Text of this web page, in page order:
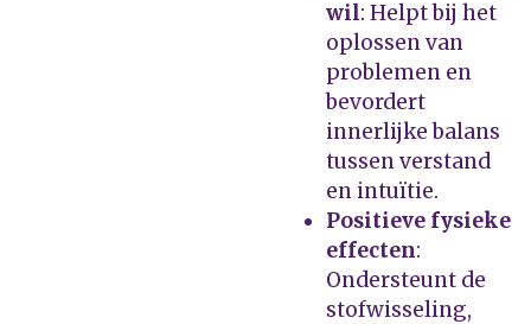
wil: Helpt bij het
oplossen van
problemen en
bevordert
innerlijke balans
tussen verstand
en intuïtie.
Positieve fysieke
effecten:
Ondersteunt de
stofwisseling,